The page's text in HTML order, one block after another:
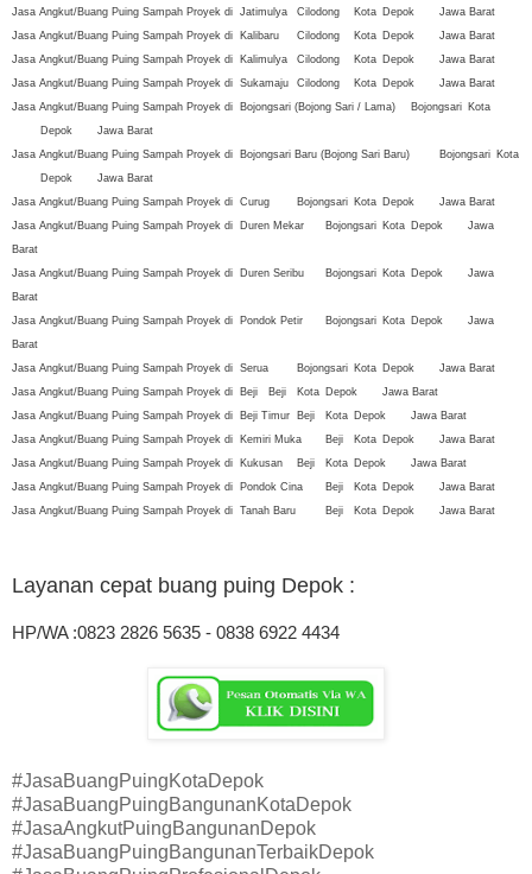
Jasa Angkut/Buang Puing Sampah Proyek di Jatimulya Cilodong Kota Depok
Jawa Barat
Jasa Angkut/Buang Puing Sampah Proyek di
Kalibaru Cilodong Kota Depok
Jawa Barat
Jasa Angkut/Buang Puing Sampah Proyek di
Kalimulya Cilodong Kota Depok
Jawa Barat
Jasa Angkut/Buang Puing Sampah Proyek di Sukamaju Cilodong Kota Depok
Jawa Barat
Jasa Angkut/Buang Puing Sampah Proyek di
Bojongsari (Bojong Sari / Lama) Bojongsari Kota
Depok
Jawa Barat
Jasa Angkut/Buang Puing Sampah Proyek di
Bojongsari Baru (Bojong Sari Baru) Bojongsari Kota
Depok
Jawa Barat
Jasa Angkut/Buang Puing Sampah Proyek di Curug Bojongsari Kota Depok
Jawa Barat
Jasa Angkut/Buang Puing Sampah Proyek di
Duren Mekar Bojongsari Kota Depok
Jawa
Barat
Jasa Angkut/Buang Puing Sampah Proyek di
Duren Seribu Bojongsari Kota Depok
Jawa
Barat
Jasa Angkut/Buang Puing Sampah Proyek di
Pondok Petir Bojongsari Kota Depok
Jawa
Barat
Jasa Angkut/Buang Puing Sampah Proyek di Serua Bojongsari Kota Depok
Jawa Barat
Jasa Angkut/Buang Puing Sampah Proyek di
Beji Beji Kota Depok
Jawa Barat
Jasa Angkut/Buang Puing Sampah Proyek di
Beji Timur Beji Kota Depok
Jawa Barat
Jasa Angkut/Buang Puing Sampah Proyek di
Kemiri Muka Beji Kota Depok
Jawa Barat
Jasa Angkut/Buang Puing Sampah Proyek di
Kukusan Beji Kota Depok
Jawa Barat
Jasa Angkut/Buang Puing Sampah Proyek di
Pondok Cina Beji Kota Depok
Jawa Barat
Jasa Angkut/Buang Puing Sampah Proyek di Tanah Baru Beji Kota Depok Jawa Barat
Layanan cepat buang puing Depok :
HP/WA :0823 2826 5635 - 0838 6922 4434
#JasaBuangPuingKotaDepok
#JasaBuangPuingBangunanKotaDepok
#JasaAngkutPuingBangunanDepok
#JasaBuangPuingBangunanTerbaikDepok